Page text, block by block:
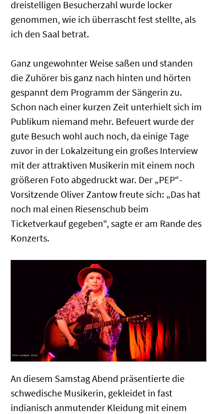
dreistelligen Besucherzahl wurde locker
genommen, wie ich überrascht fest stellte, als
ich den Saal betrat.
Ganz ungewohnter Weise saßen und standen
die Zuhörer bis ganz nach hinten und hörten
gespannt dem Programm der Sängerin zu.
Schon nach einer kurzen Zeit unterhielt sich im
Publikum niemand mehr. Befeuert wurde der
gute Besuch wohl auch noch, da einige Tage
zuvor in der Lokalzeitung ein großes Interview
mit der attraktiven Musikerin mit einem noch
größeren Foto abgedruckt war. Der „PEP“-
Vorsitzende Oliver Zantow freute sich: „Das hat
noch mal einen Riesenschub beim
Ticketverkauf gegeben“, sagte er am Rande des
Konzerts.
An diesem Samstag Abend präsentierte die
schwedische Musikerin, gekleidet in fast
indianisch anmutender Kleidung mit einem